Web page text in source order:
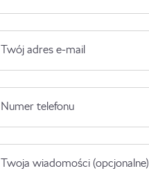
Twój adres e-mail
Numer telefonu
Twoja wiadomości (opcjonalne)